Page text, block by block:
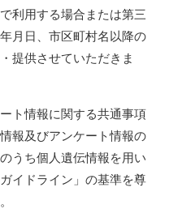
利用する場合または第三
月日、市区町村名以降の
提供させていただきま
ト情報に関する共通事項
報及びアンケート情報の
うち個人遺伝情報を用い
イドライン」の基準を尊